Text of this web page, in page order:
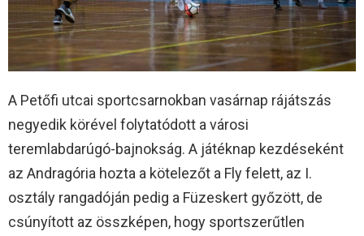
A Petőfi utcai sportcsarnokban vasárnap rájátszás
negyedik körével folytatódott a városi
teremlabdarúgó-bajnokság. A játéknap kezdéseként
az Andragória hozta a kötelezőt a Fly felett, az I.
osztály rangadóján pedig a Füzeskert győzött, de
csúnyított az összképen, hogy sportszerűtlen